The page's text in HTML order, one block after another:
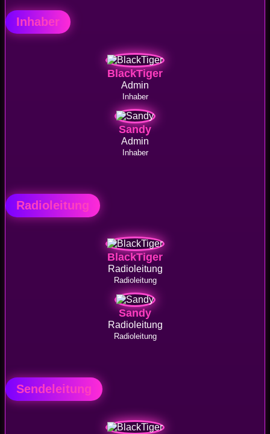
Inhaber
BlackTiger
Admin
Inhaber
Sandy
Admin
Inhaber
Radioleitung
BlackTiger
Radioleitung
Radioleitung
Sandy
Radioleitung
Radioleitung
Sendeleitung